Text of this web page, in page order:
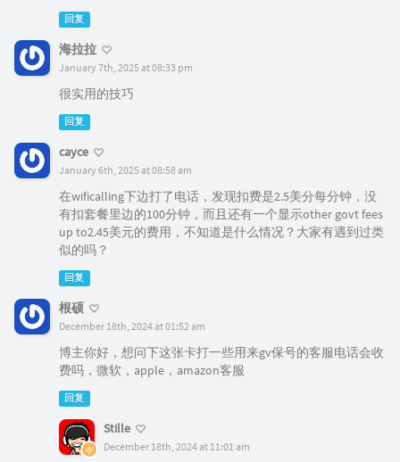
回复
海拉拉
January 7th, 2025 at 08:33 pm
很实用的技巧
回复
cayce
January 6th, 2025 at 08:58 am
在wificalling下边打了电话，发现扣费是2.5美分每分钟，没
有扣套餐里边的100分钟，而且还有一个显示other govt fees
up to2.45美元的费用，不知道是什么情况？大家有遇到过类
似的吗？
回复
根硕
December 18th, 2024 at 01:52 am
博主你好，想问下这张卡打一些用来gv保号的客服电话会收
费吗，微软，apple，amazon客服
回复
Stille
December 18th, 2024 at 11:01 am